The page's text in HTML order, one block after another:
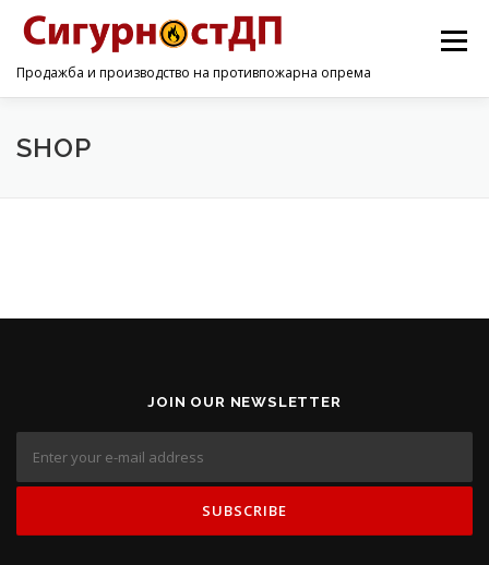
Продажба и производство на противпожарна опрема
Menu
ПОЧЕТНА
SHOP
JOIN OUR NEWSLETTER